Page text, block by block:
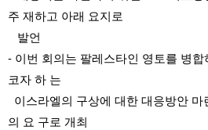
주 재하고 아래 요지로
   발언
- 이번 회의는 팔레스타인 영토를 병
코자 하 는
의 요 구로 개최